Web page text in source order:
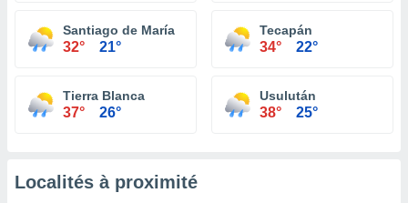
Santiago de María
32° 21°
Tecapán
34° 22°
Tierra Blanca
37° 26°
Usulután
38° 25°
Localités à proximité